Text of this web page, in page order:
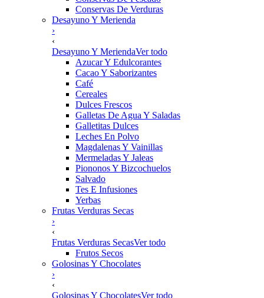
Conservas De Verduras
Desayuno Y Merienda
›
‹
Desayuno Y MeriendaVer todo
Azucar Y Edulcorantes
Cacao Y Saborizantes
Café
Cereales
Dulces Frescos
Galletas De Agua Y Saladas
Galletitas Dulces
Leches En Polvo
Magdalenas Y Vainillas
Mermeladas Y Jaleas
Piononos Y Bizcochuelos
Salvado
Tes E Infusiones
Yerbas
Frutas Verduras Secas
›
‹
Frutas Verduras SecasVer todo
Frutos Secos
Golosinas Y Chocolates
›
‹
Golosinas Y ChocolatesVer todo